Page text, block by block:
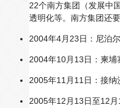
22个南方集团（发展中
透明化等。南方集团还
2004年4月23日：尼泊
2004年10月13日：柬埔
2005年11月11日：接纳
2005年12月13日至12月